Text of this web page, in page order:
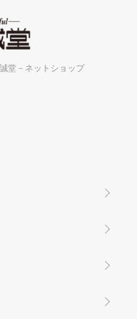
堂－ネットショップ